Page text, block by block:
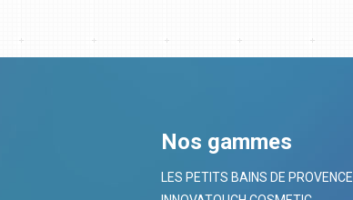
Nos gammes
LES PETITS BAINS DE PROVENCE